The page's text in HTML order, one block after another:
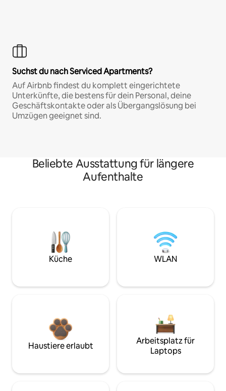
Suchst du nach Serviced Apartments?
Auf Airbnb findest du komplett eingerichtete
Unterkünfte, die bestens für dein Personal, deine
Geschäftskontakte oder als Übergangslösung bei
Umzügen geeignet sind.
Beliebte Ausstattung für längere
Aufenthalte
Küche WLAN
Haustiere erlaubt
Arbeitsplatz für
Laptops